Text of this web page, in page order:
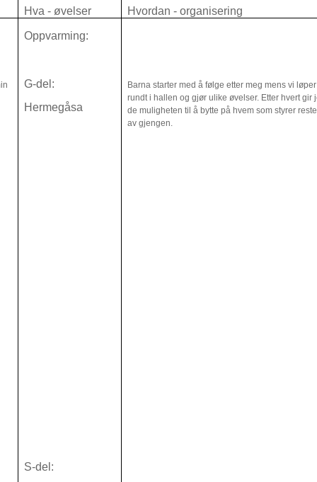
Hva - øvelser Hvordan - organisering
Oppvarming:
G-del:
Hermegåsa
S-del:
Barna starter med å følge etter meg mens vi løper
rundt i hallen og gjør ulike øvelser. Etter hvert gir
de muligheten til å bytte på hvem som styrer
av gjengen.